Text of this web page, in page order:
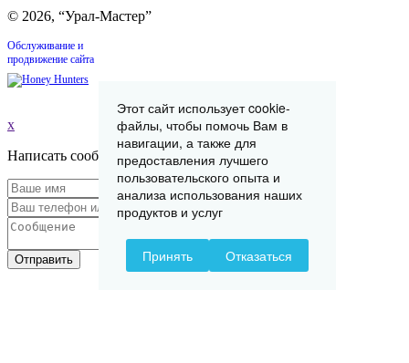
© 2026, “Урал-Мастер”
Обслуживание и
продвижение сайта
x
Написать сообщение
Отправить
Этот сайт использует cookie-
файлы, чтобы помочь Вам в
навигации, а также для
предоставления лучшего
пользовательского опыта и
анализа использования наших
продуктов и услуг
Принять Отказаться